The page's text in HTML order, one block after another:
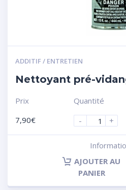
ADDITIF / ENTRETIEN
Nettoyant pré-
Prix
7,90€
Quantité
-
+
AJOUTER AU
PANIER